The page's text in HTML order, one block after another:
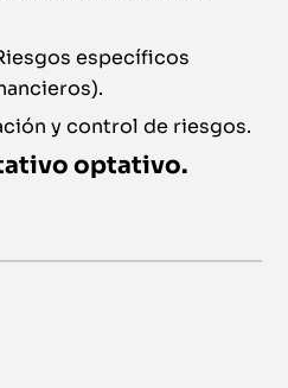
específicos
y control de riesgos.
optativo.